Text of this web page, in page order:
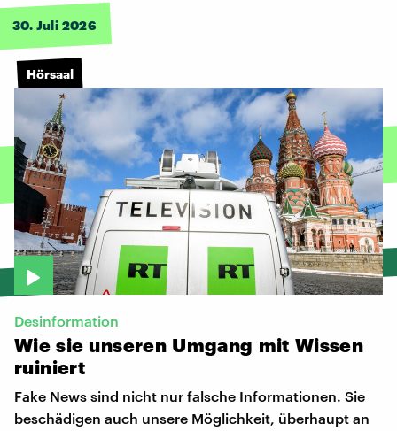
30. Juli 2026
Hörsaal
Desinformation
Wie sie unseren Umgang mit Wissen
ruiniert
Fake News sind nicht nur falsche Informationen. Sie
beschädigen auch unsere Möglichkeit, überhaupt an